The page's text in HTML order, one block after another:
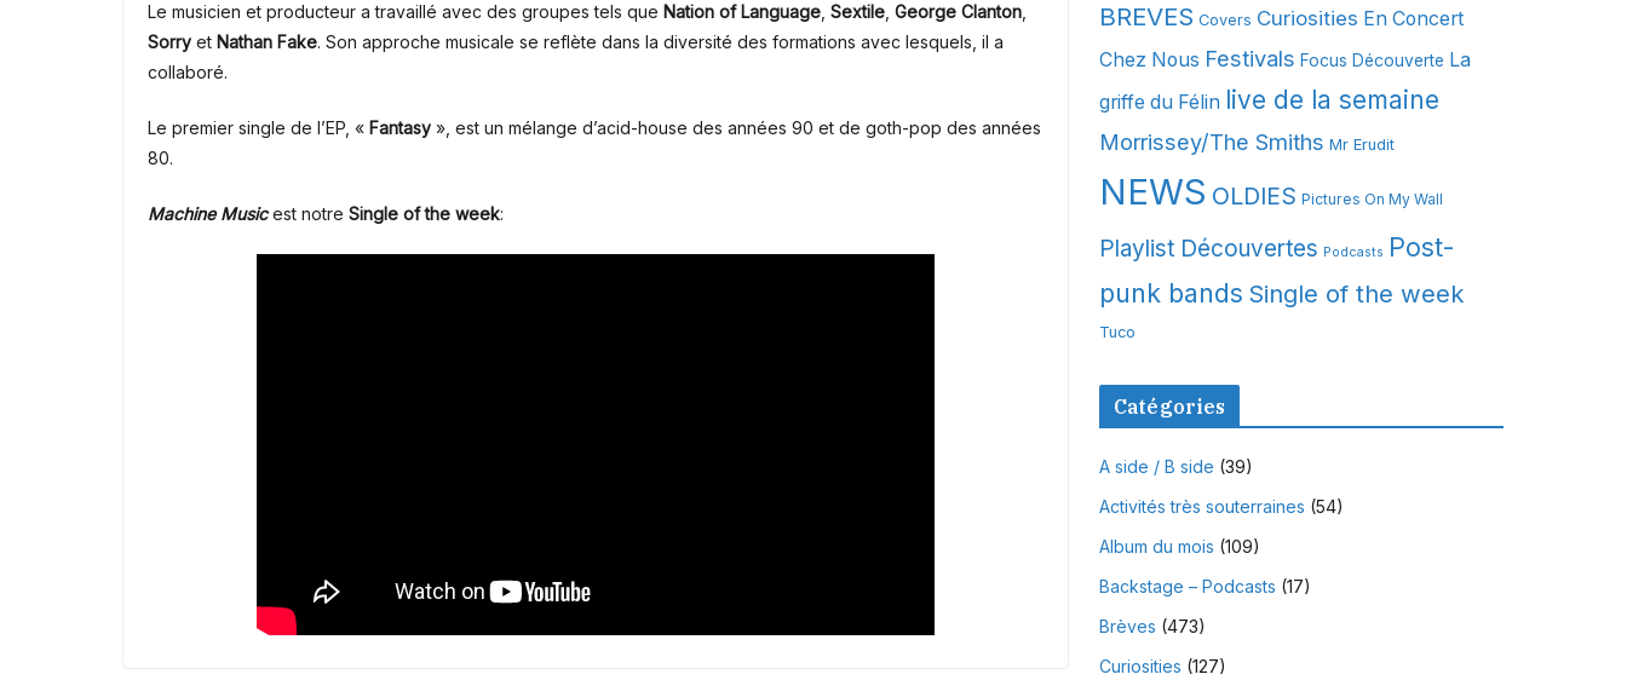
Le musicien et producteur a travaillé avec des groupes tels que Nation of Language Sextile George Clanton
Sorry et Nathan Fake. Son approche musicale se reflète dans la diversité des formations avec lesquels, il a
collaboré.
Le premier single de l’EP, « Fantasy », est un mélange d’acid-house des années 90 et de goth-pop des années
80.
Machine Musicest notre Single of the week:
e
s
BREVES Covers Curiosities En Concert
Chez Nous Festivals Focus Découverte La
griffe du Félin live de la semaine
Morrissey/The Smiths Mr Erudit
NEWS OLDIES Pictures On My Wall
Playlist Découvertes Podcasts Post-
punk bands Single of the week
Tuco
Catégories
A side / B side (39)
Activités très souterraines (54)
Album du mois (109)
Backstage – Podcasts (17)
Brèves (473)
Curiosities (127)